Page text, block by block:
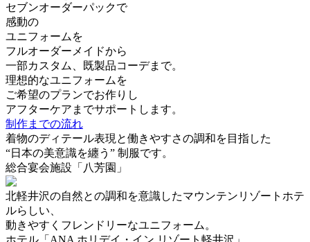
セブンオーダーパックで
感動の
ユニフォームを
フルオーダーメイドから
一部カスタム
既製品コーデまで。
理想的なユニフォームを
ご希望のプランでお作りし
アフターケア までサポートします。
制作までの流れ
着物のディテール表現と働きやすさの調和を目指した
“日本の美意識を纏う” 制服です。
総合宴会施設「八芳園」
北軽井沢の自然との調和を意識したマウンテンリゾートホテ
ルらしい、
動きやすくフレンドリーなユニフォーム。
ホテル「ANA ホリデイ・イン リゾート軽井沢」